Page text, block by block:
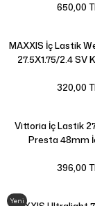
650,00
MAXXIS İç Lastik
27.5X1.75/2.4 SV
320,00
Vittoria İç Lastik
Presta 48mm
396,00
Yeni